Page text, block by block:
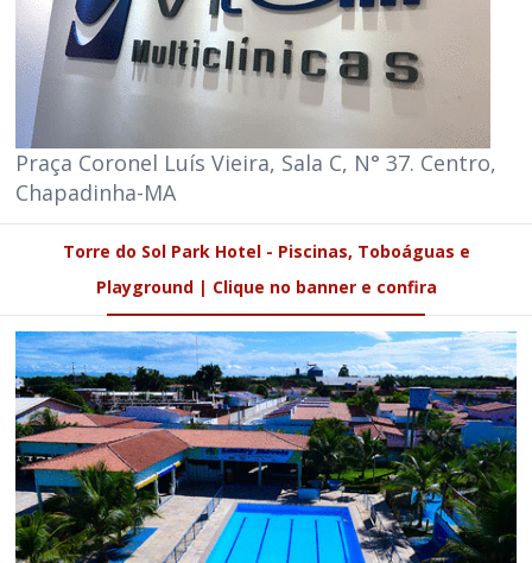
Praça Coronel Luís Vieira, Sala C, N° 37. Centro,
Chapadinha-MA
Torre do Sol Park Hotel - Piscinas, Toboáguas e
Playground | Clique no banner e confira